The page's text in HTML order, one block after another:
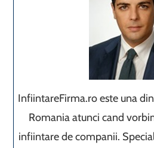
InfiintareFirma.ro este una
Romania atunci cand
infiintare de companii.